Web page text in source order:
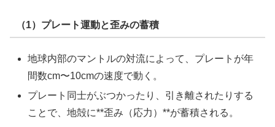
（1）プレート運動と歪みの蓄積
地球内部のマントルの対流によって、プレートが年
間数cm〜10cmの速度で動く。
プレート同士がぶつかったり、引き離されたりする
ことで、地殻に**歪み（応力）**が蓄積される。